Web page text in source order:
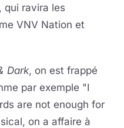
, qui ravira les
VNV Nation et
Dark, on est frappé
par exemple "I
are not enough for
on a affaire à